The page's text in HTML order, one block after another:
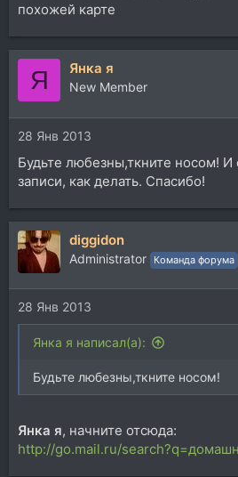
похожей карте
Я Янка я
New Member
28 Янв 2013
Будьте любезны,ткните носом!
записи, как делать. Спасибо!
diggidon
Administrator Команда форума
28 Янв 2013
Янка я написал(а):
Будьте любезны,ткните носом!
Янка я, начните отсюда:
http://go.mail.ru/